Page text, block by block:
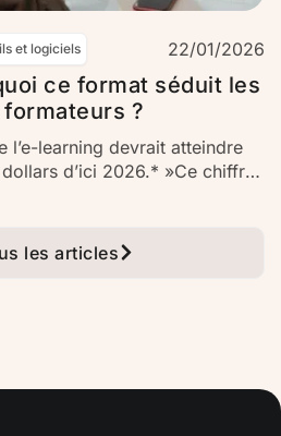
et logiciels 22/01/2026
ce format séduit les
?
l’e-learning devrait atteindre
d’ici 2026.* »Ce chiffre
à distance, l’e-learning
pilier incontournable de
les articles